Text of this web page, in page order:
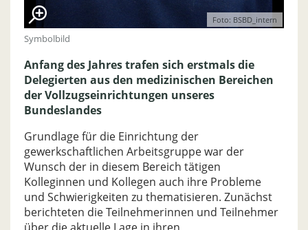
Foto: BSBD_intern
Symbolbild
Anfang des Jahres trafen sich erstmals die
Delegierten aus den medizinischen Bereichen
der Vollzugseinrichtungen unseres
Bundeslandes
Grundlage für die Einrichtung der
gewerkschaftlichen Arbeitsgruppe war der
Wunsch der in diesem Bereich tätigen
Kolleginnen und Kollegen auch ihre Probleme
und Schwierigkeiten zu thematisieren. Zunächst
berichteten die Teilnehmerinnen und Teilnehmer